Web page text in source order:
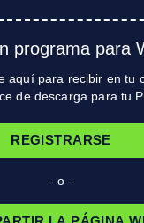
programa para
aquí para recibir en tu
de descarga para tu
REGISTRARSE
- o -